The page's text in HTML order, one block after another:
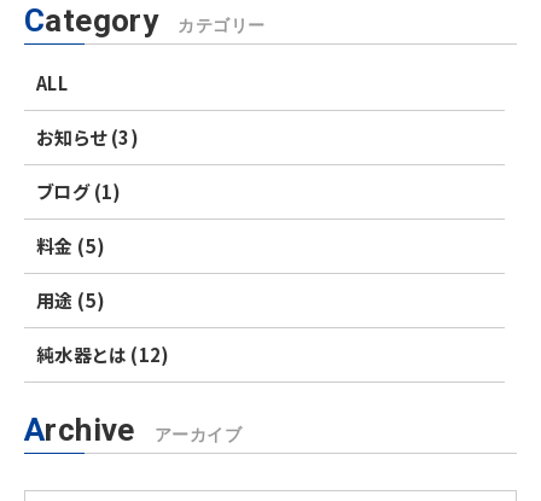
Category カテゴリー
ALL
お知らせ (3)
ブログ (1)
料金 (5)
用途 (5)
純水器とは (12)
Archive アーカイブ